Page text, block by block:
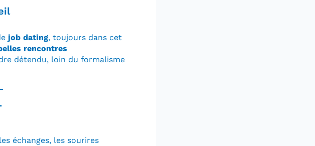
job dating, toujours dans cet
rencontres
détendu, loin du formalisme
échanges, les sourires